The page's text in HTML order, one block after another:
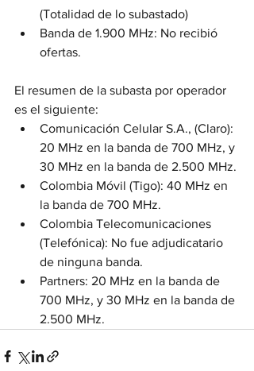
(Totalidad de lo subastado)
Banda de 1.900 MHz: No recibió
ofertas.
El resumen de la subasta por operador
es el siguiente:
Comunicación Celular S.A., (Claro):
20 MHz en la banda de 700 MHz, y
30 MHz en la banda de 2.500 MHz.
Colombia Móvil (Tigo): 40 MHz en
la banda de 700 MHz.
Colombia Telecomunicaciones
(Telefónica): No fue adjudicatario
de ninguna banda.
Partners: 20 MHz en la banda de
700 MHz, y 30 MHz en la banda de
2.500 MHz.